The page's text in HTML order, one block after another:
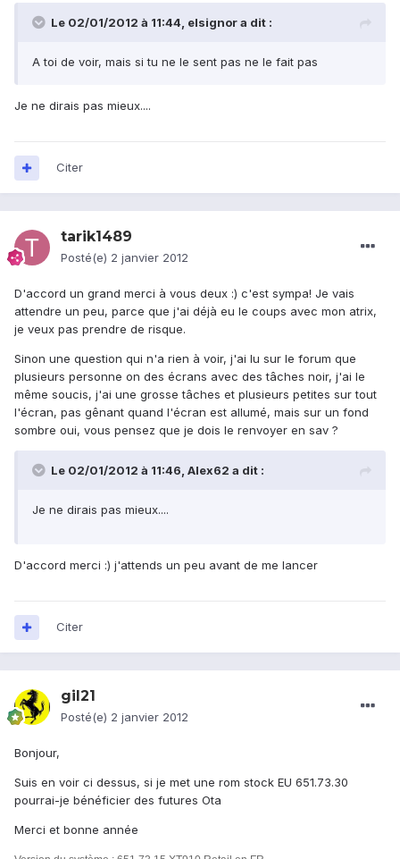
Le 02/01/2012 à 11:44, elsignor a dit :
A toi de voir, mais si tu ne le sent pas ne le fait pas
Je ne dirais pas mieux....
Citer
tarik1489
Posté(e) 2 janvier 2012
D'accord un grand merci à vous deux :) c'est sympa! Je vais
attendre un peu, parce que j'ai déjà eu le coups avec mon atrix,
je veux pas prendre de risque.
Sinon une question qui n'a rien à voir, j'ai lu sur le forum que
plusieurs personne on des écrans avec des tâches noir, j'ai le
même soucis, j'ai une grosse tâches et plusieurs petites sur tout
l'écran, pas gênant quand l'écran est allumé, mais sur un fond
sombre oui, vous pensez que je dois le renvoyer en sav ?
Le 02/01/2012 à 11:46, Alex62 a dit :
Je ne dirais pas mieux....
D'accord merci :) j'attends un peu avant de me lancer
Citer
gil21
Posté(e) 2 janvier 2012
Bonjour,
Suis en voir ci dessus, si je met une rom stock EU 651.73.30
pourrai-je bénéficier des futures Ota
Merci et bonne année